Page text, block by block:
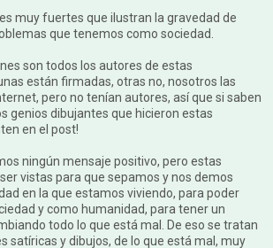
muy fuertes que ilustran la gravedad de
que tenemos como sociedad.
son todos los autores de estas
están firmadas, otras no, nosotros las
pero no tenían autores, así que si saben
genios dibujantes que hicieron estas
en el post!
ningún mensaje positivo, pero estas
vistas para que sepamos y nos demos
en la que estamos viviendo, para poder
y como humanidad, para tener un
todo lo que está mal. De eso se tratan
satíricas y dibujos, de lo que está mal, muy